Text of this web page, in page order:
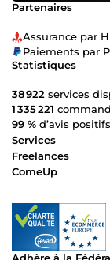
Partenaires
Assurance par
Paiements par
Statistiques
38 922 services
1 335 221
99 % d’avis positifs
Services
Freelances
ComeUp